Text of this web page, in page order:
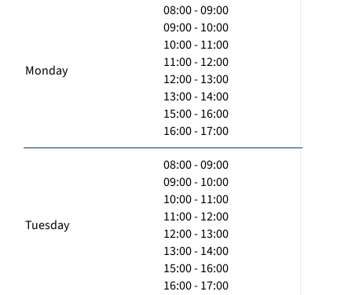
Monday
08:00 - 09:00
09:00 - 10:00
10:00 - 11:00
11:00 - 12:00
12:00 - 13:00
13:00 - 14:00
15:00 - 16:00
16:00 - 17:00
Tuesday
08:00 - 09:00
09:00 - 10:00
10:00 - 11:00
11:00 - 12:00
12:00 - 13:00
13:00 - 14:00
15:00 - 16:00
16:00 - 17:00